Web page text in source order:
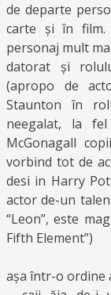
de departe
carte și în film.
personaj mult
datorat și
(apropo de
Staunton în
neegalat, la
McGonagall
vorbind tot de
desi in Harry
actor de-un
“Leon”, este
Fifth Element”)
așa într-o ordine